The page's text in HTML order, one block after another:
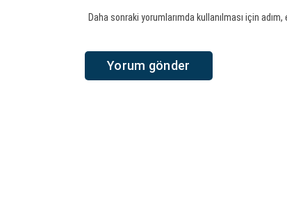
Daha sonraki yorumlarımda kullanılması için